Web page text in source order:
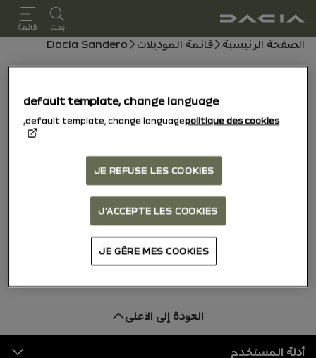
دليل المستخدم
بحث قائمة
مسار التنقل
الصفحة الرئيسية قائمة الموديلات Dacia Sandero
Dacia Sandero
15/10/2025إلى اليوم
أضف إلى المفضلة
مشاركة
العودة إلى الأعلى
التذييل
أدلة المستخدم
default template, change language
default template, change languagepolitique des cookies.
JE REFUSE LES COOKIES
J'ACCEPTE LES COOKIES
JE GÈRE MES COOKIES